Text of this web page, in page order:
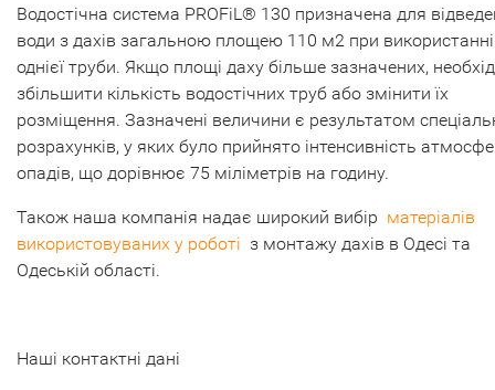
Водостічна система PROFiL® 130 призначена для
води з дахів загальною площею 110 м2 при використанні
однієї труби. Якщо площі даху більше зазначених,
збільшити кількість водостічних труб або змінити їх
розміщення. Зазначені величини є результатом
розрахунків, у яких було прийнято інтенсивність
опадів, що дорівнює 75 міліметрів на годину.
Також наша компанія надає широкий вибір матеріалів
використовуваних у роботі з монтажу дахів в Одесі та
Одеській області.
Наші контактні дані